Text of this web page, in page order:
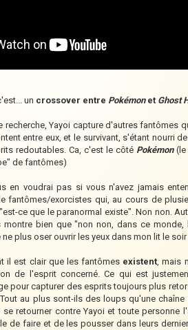
un crossover entre Pokémonet Ghost
Yayoi capture d'autres fantômes
entre eux, et le survivant, s'étant nourri
redoutables. Ca, c'est le côté Pokémon(le
de fantômes)
en voudrai pas si vous n'avez jamais
fantômes/exorcistes qui, au cours de
ce que le paranormal existe". Non non.
bien que "non non, dans ce monde,
plus oser ouvrir les yeux dans mon lit le
il est clair que les fantômes existent, mais
de l'esprit concerné. Ce qui est
pour capturer des esprits toujours plus
au plus sont-ils des loups qu'une
retourner contre Yayoi et toute
de faire et de les pousser dans leurs